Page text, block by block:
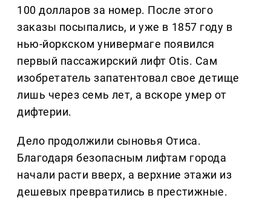
100 долларов за номер. После этого
заказы посыпались, и уже в 1857 году в
нью-йоркском универмаге появился
первый пассажирский лифт Otis. Сам
изобретатель запатентовал свое детище
лишь через семь лет, а вскоре умер от
дифтерии.
Дело продолжили сыновья Отиса.
Благодаря безопасным лифтам города
начали расти вверх, а верхние этажи из
дешевых превратились в престижные.